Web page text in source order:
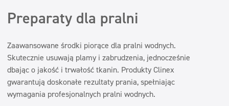
LT
Kuchnie i urządzenia
Sanitariaty i łazienki
Odświeżanie i neutralizatory
Tekstylia
Dla Twojej branży
Myjnie samochodowe
Baza wiedzy
Do pobrania
Podłogi
Kuchnie i urządzenia
Powierzchnie zmywalne
Sanitariaty i łazienki
Odświeżanie i neutralizatory
Odświeżacze powietrza
Preparaty dla pralni
Zaawansowane środki piorące dla pralni wodnych.
Skutecznie usuwają plamy i zabrudzenia, jednocześnie
dbając o jakość i trwałość tkanin. Produkty Clinex
gwarantują doskonałe rezultaty prania, spełniając
wymagania profesjonalnych pralni wodnych.